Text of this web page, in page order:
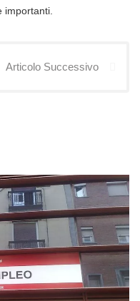
importanti.
Articolo Successivo